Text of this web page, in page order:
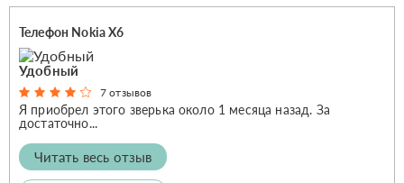
Телефон Nokia X6
Удобный
7 отзывов
Я приобрел этого зверька около 1 месяца назад. За
достаточно...
Читать весь отзыв